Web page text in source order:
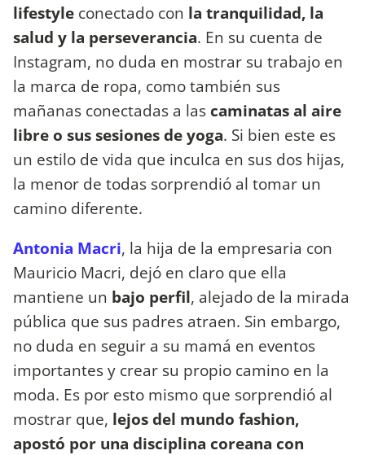
lifestyle conectado con la tranquilidad, la
salud y la perseverancia. En su cuenta de
Instagram, no duda en mostrar su trabajo en
la marca de ropa, como también sus
mañanas conectadas a las caminatas al aire
libre o sus sesiones de yoga. Si bien este es
un estilo de vida que inculca en sus dos hijas,
la menor de todas sorprendió al tomar un
camino diferente.
Antonia Macri, la hija de la empresaria con
Mauricio Macri, dejó en claro que ella
mantiene un bajo perfil, alejado de la mirada
pública que sus padres atraen. Sin embargo,
no duda en seguir a su mamá en eventos
importantes y crear su propio camino en la
moda. Es por esto mismo que sorprendió al
mostrar que, lejos del mundo fashion,
apostó por una disciplina coreana con